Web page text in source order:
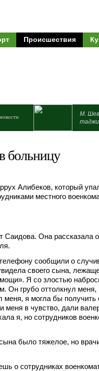
Происшествия
М.
больницу
Алибеков, который
местного
Саидова. Она рассказала
сообщили о
своего сына,
Я со злостью
Он грубо оттолкнул меня,
меня, я могла бы
в чувство, дали
я, но сотрудников
было тяжелое, но
о сотрудниках